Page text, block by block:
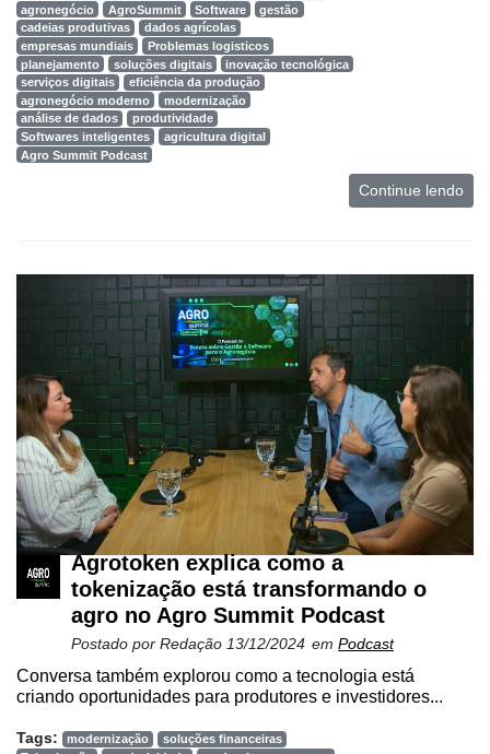
Cadastre-
se
Minha
Notícias
Destaque
agronegócio
AgroSummit Software
gestão
cadeias produtivas
dados agrícolas
empresas mundiais
Problemas logisticos
planejamento
soluções digitais
inovação tecnológica
serviços digitais
eficiência da produção
agronegócio moderno
modernização
análise de dados
produtividade
Softwares inteligentes
agricultura digital
Agro Summit Podcast
Continue lendo
Agrotoken explica como a
tokenização está transformando o
agro no Agro Summit Podcast
Postado por Redação 13/12/2024 em Podcast
Conversa também explorou como a tecnologia está
criando oportunidades para produtores e investidores...
Tags: modernização
soluções financeiras